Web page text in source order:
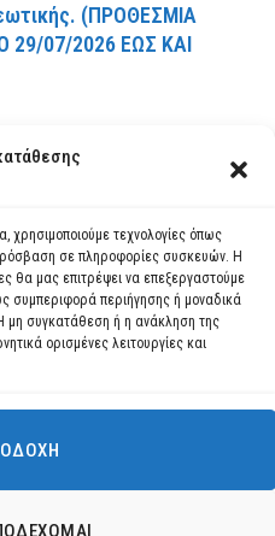
χρησιμοποιούμε τεχνολογίες όπως
σε πληροφορίες συσκευών. Η
θα μας επιτρέψει να επεξεργαστούμε
συμπεριφορά περιήγησης ή μοναδικά
μη συγκατάθεση ή η ανάκληση της
ορισμένες λειτουργίες και
(ΠPOΘEΣMIA
29/07/2026 EΩΣ KAI
τη βέλτιστη εμπειρία